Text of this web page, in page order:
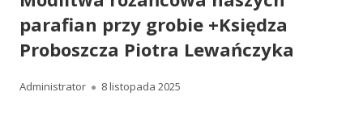
parafian przy grobie +Księdza
Proboszcza Piotra Lewańczyka
Autor
Administrator Opublikowano
8 listopada 2025